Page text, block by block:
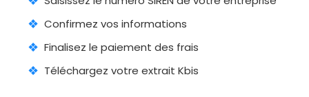
Confirmez vos informations
Finalisez le paiement des frais
Téléchargez votre extrait Kbis